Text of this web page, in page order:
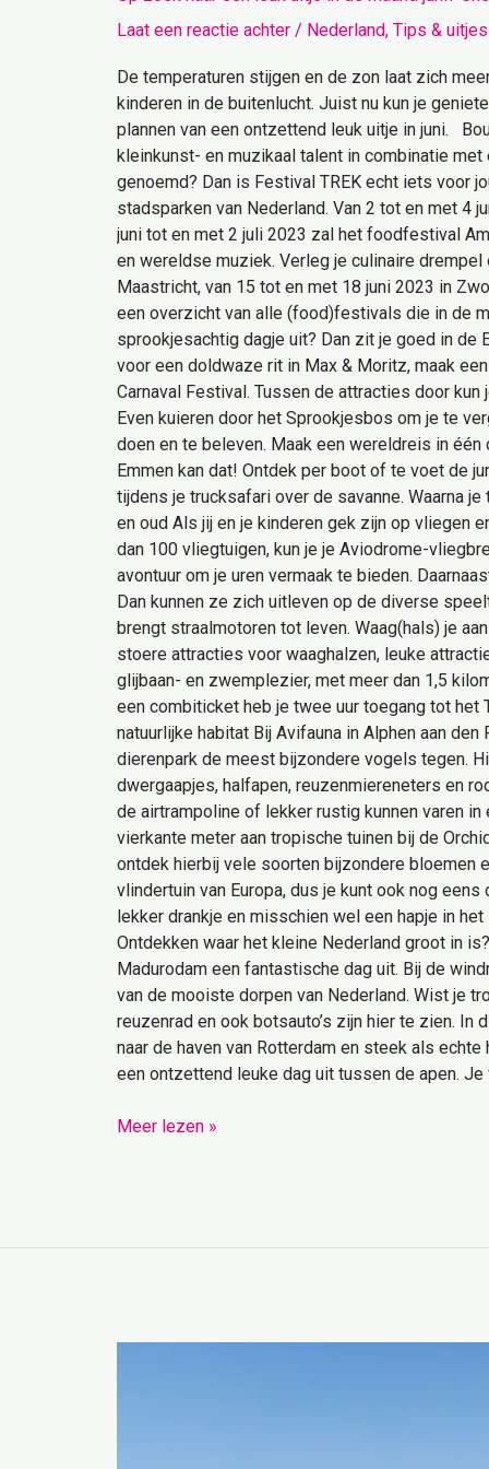
Laat een reactie achter / Nederland, Tips & uitjes
De temperaturen stijgen en de zon laat zich
kinderen in de buitenlucht. Juist nu kun je
plannen van een ontzettend leuk uitje in juni.
kleinkunst- en muzikaal talent in combinatie
genoemd? Dan is Festival TREK echt iets voor
stadsparken van Nederland. Van 2 tot en met 4
juni tot en met 2 juli 2023 zal het foodfestival
en wereldse muziek. Verleg je culinaire
Maastricht, van 15 tot en met 18 juni 2023 in
een overzicht van alle (food)festivals die in de
sprookjesachtig dagje uit? Dan zit je goed in de
voor een doldwaze rit in Max & Moritz, maak
Carnaval Festival. Tussen de attracties door
Even kuieren door het Sprookjesbos om je te
doen en te beleven. Maak een wereldreis in
Emmen kan dat! Ontdek per boot of te voet de
tijdens je trucksafari over de savanne. Waarna
en oud Als jij en je kinderen gek zijn op vliegen
dan 100 vliegtuigen, kun je je Aviodrome-
avontuur om je uren vermaak te bieden.
Dan kunnen ze zich uitleven op de diverse
brengt straalmotoren tot leven. Waag(hals) je
stoere attracties voor waaghalzen, leuke
glijbaan- en zwemplezier, met meer dan 1,5
een combiticket heb je twee uur toegang tot het
natuurlijke habitat Bij Avifauna in Alphen aan
dierenpark de meest bijzondere vogels tegen.
dwergaapjes, halfapen, reuzenmiereneters en
de airtrampoline of lekker rustig kunnen varen
vierkante meter aan tropische tuinen bij de
ontdek hierbij vele soorten bijzondere bloemen
vlindertuin van Europa, dus je kunt ook nog
lekker drankje en misschien wel een hapje in
Ontdekken waar het kleine Nederland groot in
Madurodam een fantastische dag uit. Bij de
van de mooiste dorpen van Nederland. Wist je
reuzenrad en ook botsauto’s zijn hier te zien. In
naar de haven van Rotterdam en steek als
een ontzettend leuke dag uit tussen de apen. Je
Meer lezen »